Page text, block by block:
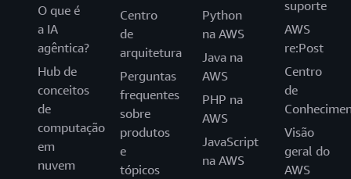
O que é
a IA
agêntica?
Hub de
conceitos
de
computação
em
nuvem
Centro
de
arquitetura
Perguntas
frequentes
sobre
produtos
e
tópicos
Python
na AWS
Java na
AWS
PHP na
AWS
JavaScript
na AWS
suporte
AWS
re:Post
Centro
de
Visão
geral do
AWS